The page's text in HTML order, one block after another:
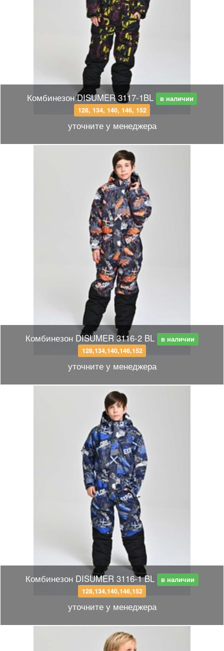
Комбинезон DISUMER 3117-1BL
в наличии
128, 134, 140, 146, 152
уточните у менеджера
Комбинезон DISUMER 3116-2 BL
в наличии
128,134,140,146,152
уточните у менеджера
Комбинезон DISUMER 3116-1 BL
в наличии
128,134,140,146,152
уточните у менеджера